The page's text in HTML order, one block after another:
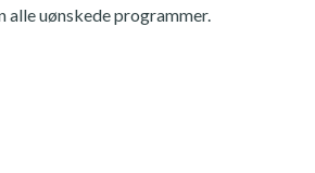
alle uønskede programmer.